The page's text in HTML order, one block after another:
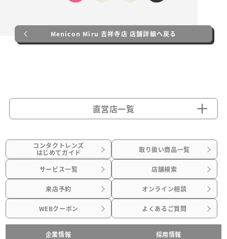
Menicon Miru 吉祥寺店 店舗詳細へ戻る
直営店一覧
コンタクトレンズ
はじめてガイド 取り扱い商品一覧
サービス一覧 店舗検索
来店予約 オンライン相談
WEBクーポン よくあるご質問
企業情報 採用情報